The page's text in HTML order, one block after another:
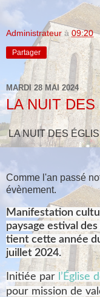
Administrateur à 09:20
Partager
MARDI 28 MAI 2024
LA NUIT
LA NUIT DES
Comme l'an passé
évènement.
Manifestation
paysage estival
tient cette année
juillet 2024.
Initiée par l’Église
pour mission de